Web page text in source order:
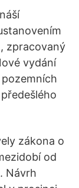
zpracovaný
vydání
zákona o
od
Návrh